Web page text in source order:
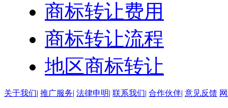
商标转让费用
商标转让流程
地区商标转让
关于我们| 推广服务| 法律申明| 联系我们| 合作伙伴| 意见反馈